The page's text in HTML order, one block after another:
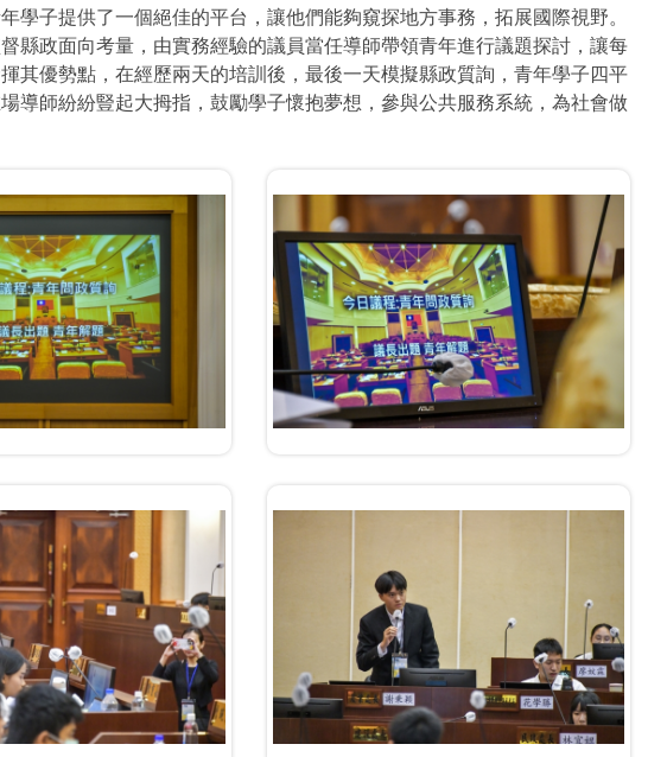
學子提供了一個絕佳的平台，讓他們能夠窺探地方事務，拓展國際視野。
縣政面向考量，由實務經驗的議員當任導師帶領青年進行議題探討，讓每
其優勢點，在經歷兩天的培訓後，最後一天模擬縣政質詢，青年學子四平
導師紛紛豎起大拇指，鼓勵學子懷抱夢想，參與公共服務系統，為社會做